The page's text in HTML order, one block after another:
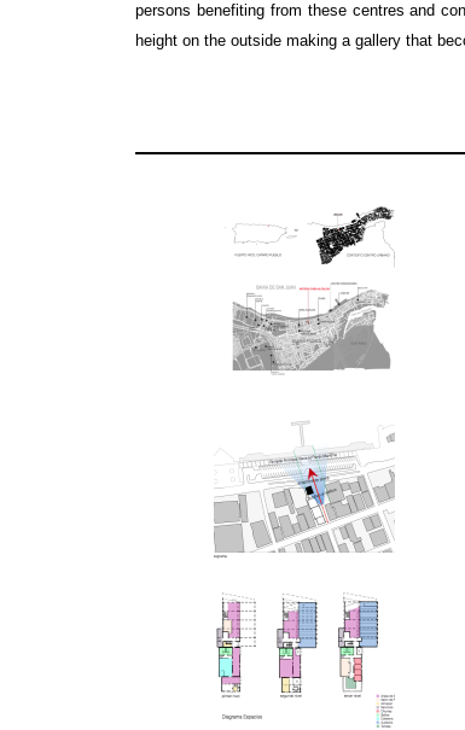
persons benefiting from these centres and
height on the outside making a gallery that